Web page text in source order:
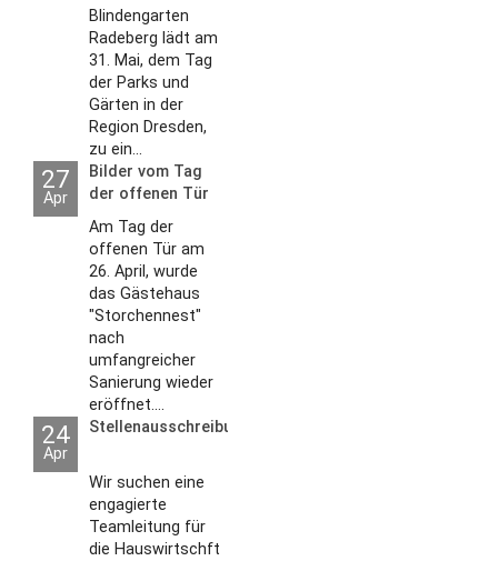
Blindengarten
Radeberg lädt am
31. Mai, dem Tag
der Parks und
Gärten in der
Region Dresden,
zu ein...
27
Apr
Bilder vom Tag
der offenen Tür
2026
Am Tag der
offenen Tür am
26. April, wurde
das Gästehaus
"Storchennest"
nach
umfangreicher
Sanierung wieder
eröffnet....
24
Apr
Stellenausschreibungen
Wir suchen eine
engagierte
Teamleitung für
die Hauswirtschft